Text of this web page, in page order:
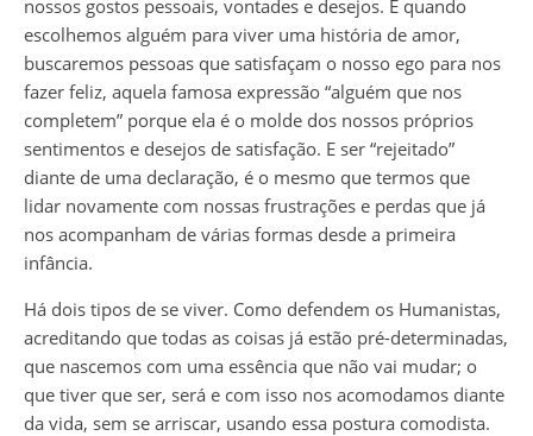
nossos gostos pessoais, vontades e desejos. E quando
escolhemos alguém para viver uma história de amor,
buscaremos pessoas que satisfaçam o nosso ego para nos
fazer feliz, aquela famosa expressão “alguém que nos
completem” porque ela é o molde dos nossos próprios
sentimentos e desejos de satisfação. E ser “rejeitado”
diante de uma declaração, é o mesmo que termos que
lidar novamente com nossas frustrações e perdas que já
nos acompanham de várias formas desde a primeira
infância.
Há dois tipos de se viver. Como defendem os Humanistas,
acreditando que todas as coisas já estão pré-determinadas,
que nascemos com uma essência que não vai mudar; o
que tiver que ser, será e com isso nos acomodamos diante
da vida, sem se arriscar, usando essa postura comodista.